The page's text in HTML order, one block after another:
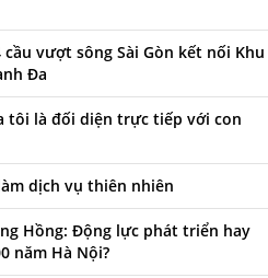
vượt sông Sài Gòn kết nối Khu
Đa
tôi là đối diện trực tiếp với con
dịch vụ thiên nhiên
Hồng: Động lực phát triển hay
năm Hà Nội?